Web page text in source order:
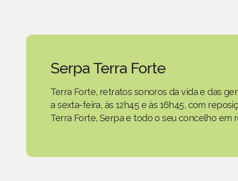
Serpa Terra Forte
Terra Forte, retratos sonoros da vida e das
a sexta-feira, às 12h45 e às 16h45, com
Terra Forte, Serpa e todo o seu concelho em